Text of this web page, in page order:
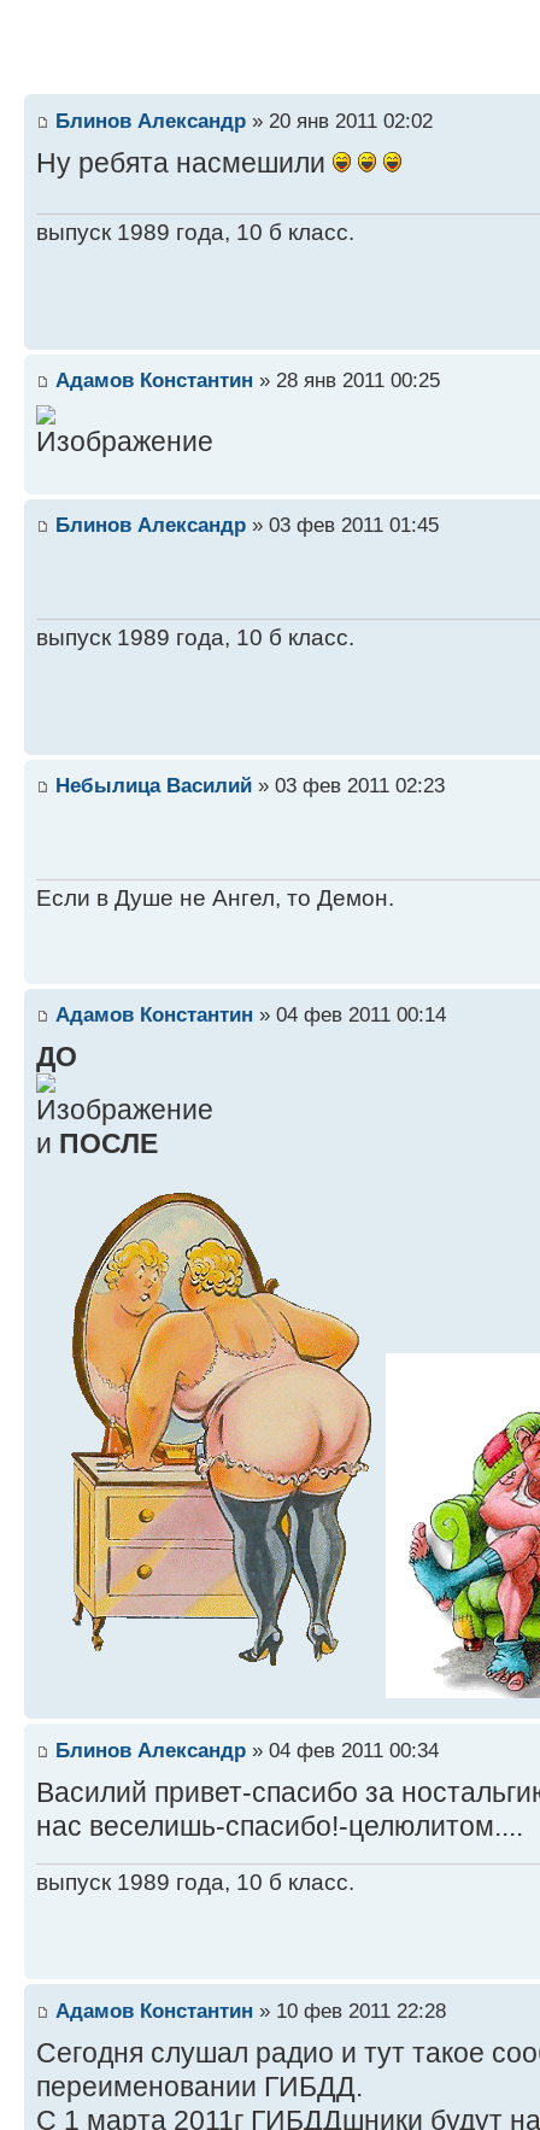
Блинов Александр » 20 янв 2011 02:02
Ну ребята насмешили
выпуск 1989 года, 10 б класс.
Адамов Константин » 28 янв 2011 00:25
Блинов Александр » 03 фев 2011 01:45
выпуск 1989 года, 10 б класс.
Небылица Василий » 03 фев 2011 02:23
Если в Душе не Ангел, то Демон.
Адамов Константин » 04 фев 2011 00:14
ДО
и ПОСЛЕ
Блинов Александр » 04 фев 2011 00:34
Василий привет-спасибо за
нас веселишь-спасибо!-целюлитом....
выпуск 1989 года, 10 б класс.
Адамов Константин » 10 фев 2011 22:28
Сегодня слушал радио и тут такое
переименовании ГИБДД.
С 1 марта 2011г ГИБДДшники будут